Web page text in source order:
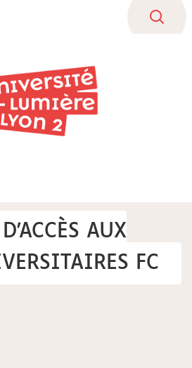
AUX
FC